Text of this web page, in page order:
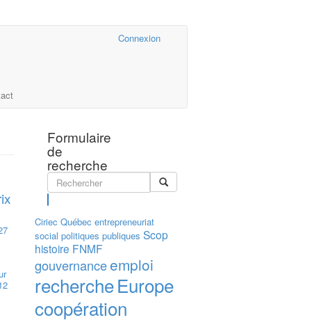
Connexion
Formulaire
de
recherche
Ciriec Québec entrepreneuriat
social politiques publiques Scop
histoire FNMF
gouvernanceemploi
rechercheEurope
coopération